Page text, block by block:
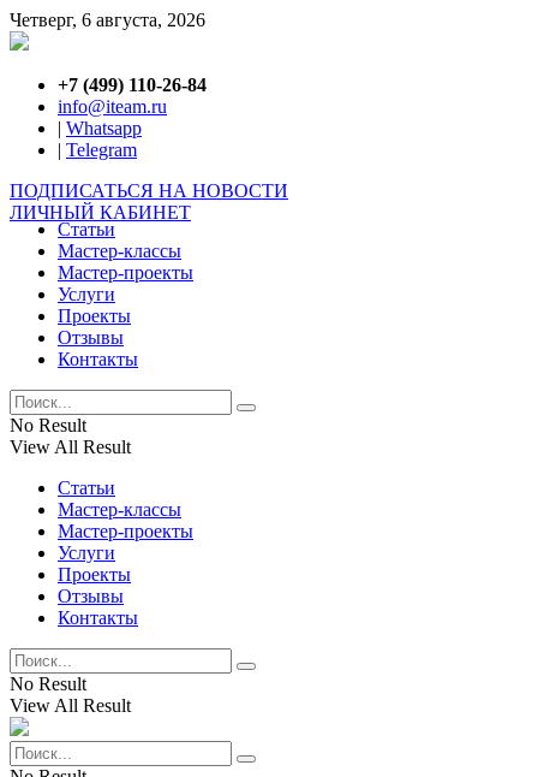
Четверг, 6 августа, 2026
+7 (499) 110-26-84
info@iteam.ru
| Whatsapp
| Telegram
ПОДПИСАТЬСЯ НА НОВОСТИ
ЛИЧНЫЙ КАБИНЕТ
Статьи
Мастер-классы
Мастер-проекты
Услуги
Проекты
Отзывы
Контакты
No Result
View All Result
Статьи
Мастер-классы
Мастер-проекты
Услуги
Проекты
Отзывы
Контакты
No Result
View All Result